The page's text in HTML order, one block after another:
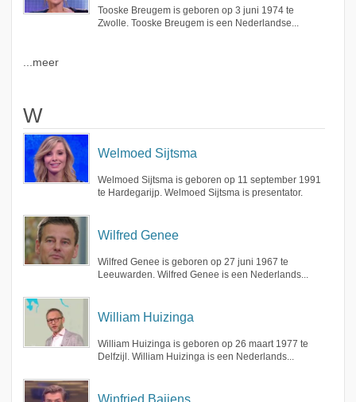
Tooske Breugem is geboren op 3 juni 1974 te
Zwolle. Tooske Breugem is een Nederlandse...
...meer
W
Welmoed Sijtsma
Welmoed Sijtsma is geboren op 11 september 1991
te Hardegarijp. Welmoed Sijtsma is presentator.
Wilfred Genee
Wilfred Genee is geboren op 27 juni 1967 te
Leeuwarden. Wilfred Genee is een Nederlands...
William Huizinga
William Huizinga is geboren op 26 maart 1977 te
Delfzijl. William Huizinga is een Nederlands...